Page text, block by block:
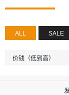
ALL SALE
价钱（低到高）